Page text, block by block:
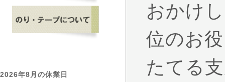
2026年8月の休業日
おかけ
位のお
たてる